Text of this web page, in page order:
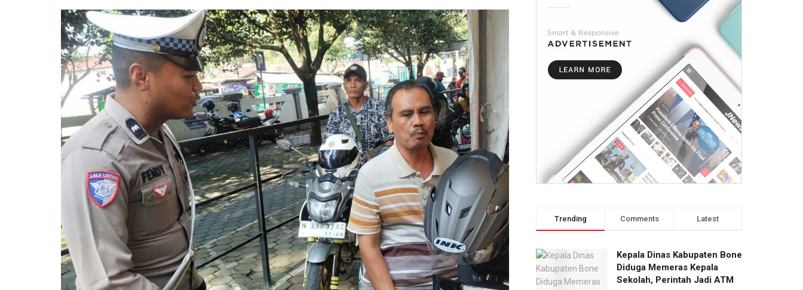
Trending Comments Latest
Kepala Dinas Kabupaten Bone
Diduga Memeras Kepala
Sekolah, Perintah Jadi ATM